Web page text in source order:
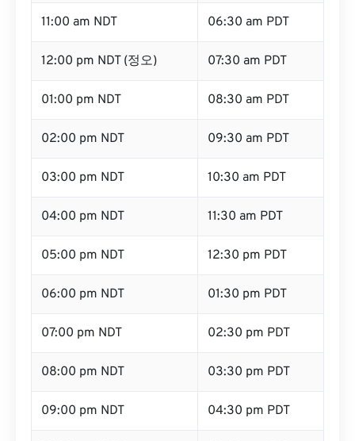
11:00 am NDT 06:30 am PDT
12:00 pm NDT (정오) 07:30 am PDT
01:00 pm NDT 08:30 am PDT
02:00 pm NDT 09:30 am PDT
03:00 pm NDT 10:30 am PDT
04:00 pm NDT 11:30 am PDT
05:00 pm NDT 12:30 pm PDT
06:00 pm NDT 01:30 pm PDT
07:00 pm NDT 02:30 pm PDT
08:00 pm NDT 03:30 pm PDT
09:00 pm NDT 04:30 pm PDT